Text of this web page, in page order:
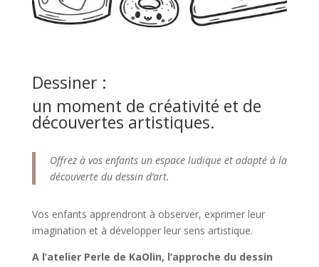
Dessiner :
un moment de créativité et de
découvertes artistiques.
Offrez à vos enfants un espace ludique et adapté à la
découverte du dessin d’art.
Vos enfants apprendront à observer, exprimer leur
imagination et à développer leur sens artistique.
A l’atelier Perle de KaOlin, l’approche du dessin